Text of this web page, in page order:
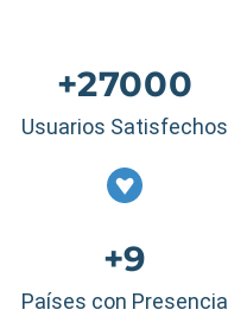
+27000
Usuarios Satisfechos
+9
Países con Presencia